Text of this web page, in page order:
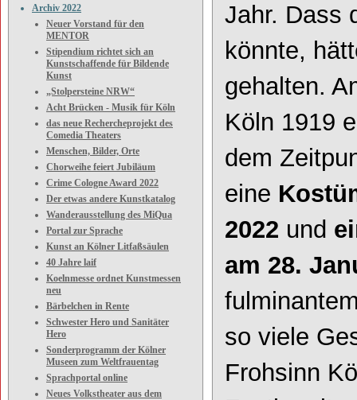
Archiv 2022
Neuer Vorstand für den
MENTOR
Stipendium richtet sich an
Kunstschaffende für Bildende
Kunst
„Stolpersteine NRW“
Acht Brücken - Musik für Köln
das neue Rechercheprojekt des
Comedia Theaters
Menschen, Bilder, Orte
Chorweihe feiert Jubiläum
Crime Cologne Award 2022
Der etwas andere Kunstkatalog
Wanderausstellung des MiQua
Portal zur Sprache
Kunst an Kölner Litfaßsäulen
40 Jahre laif
Koelnmesse ordnet Kunstmessen
neu
Bärbelchen in Rente
Schwester Hero und Sanitäter
Hero
Sonderprogramm der Kölner
Museen zum Weltfrauentag
Sprachportal online
Neues Volkstheater aus dem
Jahr. Dass
könnte,
gehalten.
Köln 1919
dem
eine
2022 und
am 28.
so viele
Frohsinn